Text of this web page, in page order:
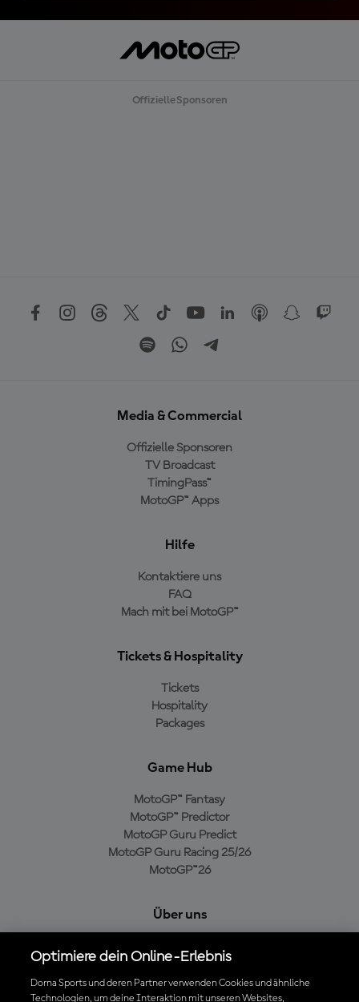
Offizielle Sponsoren
Media & Commercial
Offizielle Sponsoren
TV Broadcast
TimingPass™
MotoGP™ Apps
Hilfe
Kontaktiere uns
FAQ
Mach mit bei MotoGP™
Tickets & Hospitality
Tickets
Hospitality
Packages
Game Hub
MotoGP™ Fantasy
MotoGP™ Predictor
MotoGP Guru Predict
MotoGP Guru Racing 25/26
MotoGP™26
Über uns
Cookie-Richtlinien
Geschäftsbedingungen
Optimiere dein Online-Erlebnis
Dorna Sports und deren Partner verwenden Cookies und ähnliche
Technologien, um deine Interaktion mit unseren Websites,